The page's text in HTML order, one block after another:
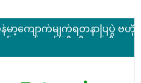
ဖွင့်တင်ဒါခေါ်ယူခြင်း